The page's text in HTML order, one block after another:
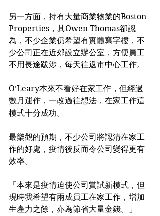
另一方面，持有大量商業物業的Boston
Properties，其Owen Thomas卻認
為，不少企業仍希望有實體寫字樓，不
少公司正在近郊設立辦公室，方便員工
不用長途跋涉，每天往返市中心工作。
O’Leary本來不看好在家工作，但經過
數月運作，一改過往想法，在家工作這
模式十分成功。
最樂觀的預期，不少公司將認清在家工
作的好處，疫情後反而令公司變得更有
效率。
「本來是疫情迫使公司賞試新模式，但
現時我希望有兩成員工在家工作，增加
生產力之餘，亦為節省大量金錢。」